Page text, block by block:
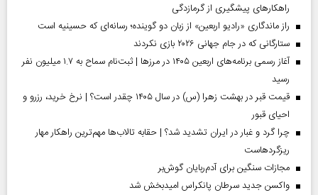
راهکارهای پیشگیری از گرمازدگی
راز ماندگاری «رادیو اربعین» از زبان دو گوینده؛ رسانه‌ای که حسینیه است
ستارگانی که در جام جهانی ۲۰۲۶ بازی نکردند
آغاز رسمی برنامه‌های اربعین ۱۴۰۵ در مرز‌ها | ثبت‌نام سماح به ۱.۷ میلیون نفر
رسید
قیمت قبر در بهشت زهرا (س) در سال ۱۴۰۵ چقدر است؟ | نرخ خرید، رزرو و
احیای قبور
چرا گرد و غبار در ایران تشدید شد؟ | حقابه تالاب‌ها مهم‌ترین راهکار مهار
ریزگردهاست
مجازات سنگین برای آدم‌ربایان گوش‌بر
واکسن جدید سرطان پانکراس امیدبخش شد